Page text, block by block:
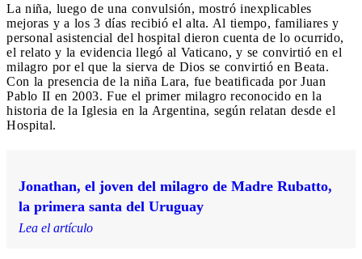
La niña, luego de una convulsión, mostró inexplicables
mejoras y a los 3 días recibió el alta. Al tiempo, familiares y
personal asistencial del hospital dieron cuenta de lo ocurrido,
el relato y la evidencia llegó al Vaticano, y se convirtió en el
milagro por el que la sierva de Dios se convirtió en Beata.
Con la presencia de la niña Lara, fue beatificada por Juan
Pablo II en 2003. Fue el primer milagro reconocido en la
historia de la Iglesia en la Argentina, según relatan desde el
Hospital.
Jonathan, el joven del milagro de Madre Rubatto,
la primera santa del Uruguay
Lea el artículo